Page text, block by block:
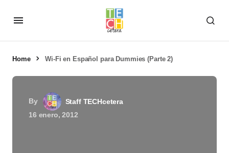
Home Wi-Fi en Español para Dummies (Parte 2)
By
Staff TECHcetera
16 enero, 2012